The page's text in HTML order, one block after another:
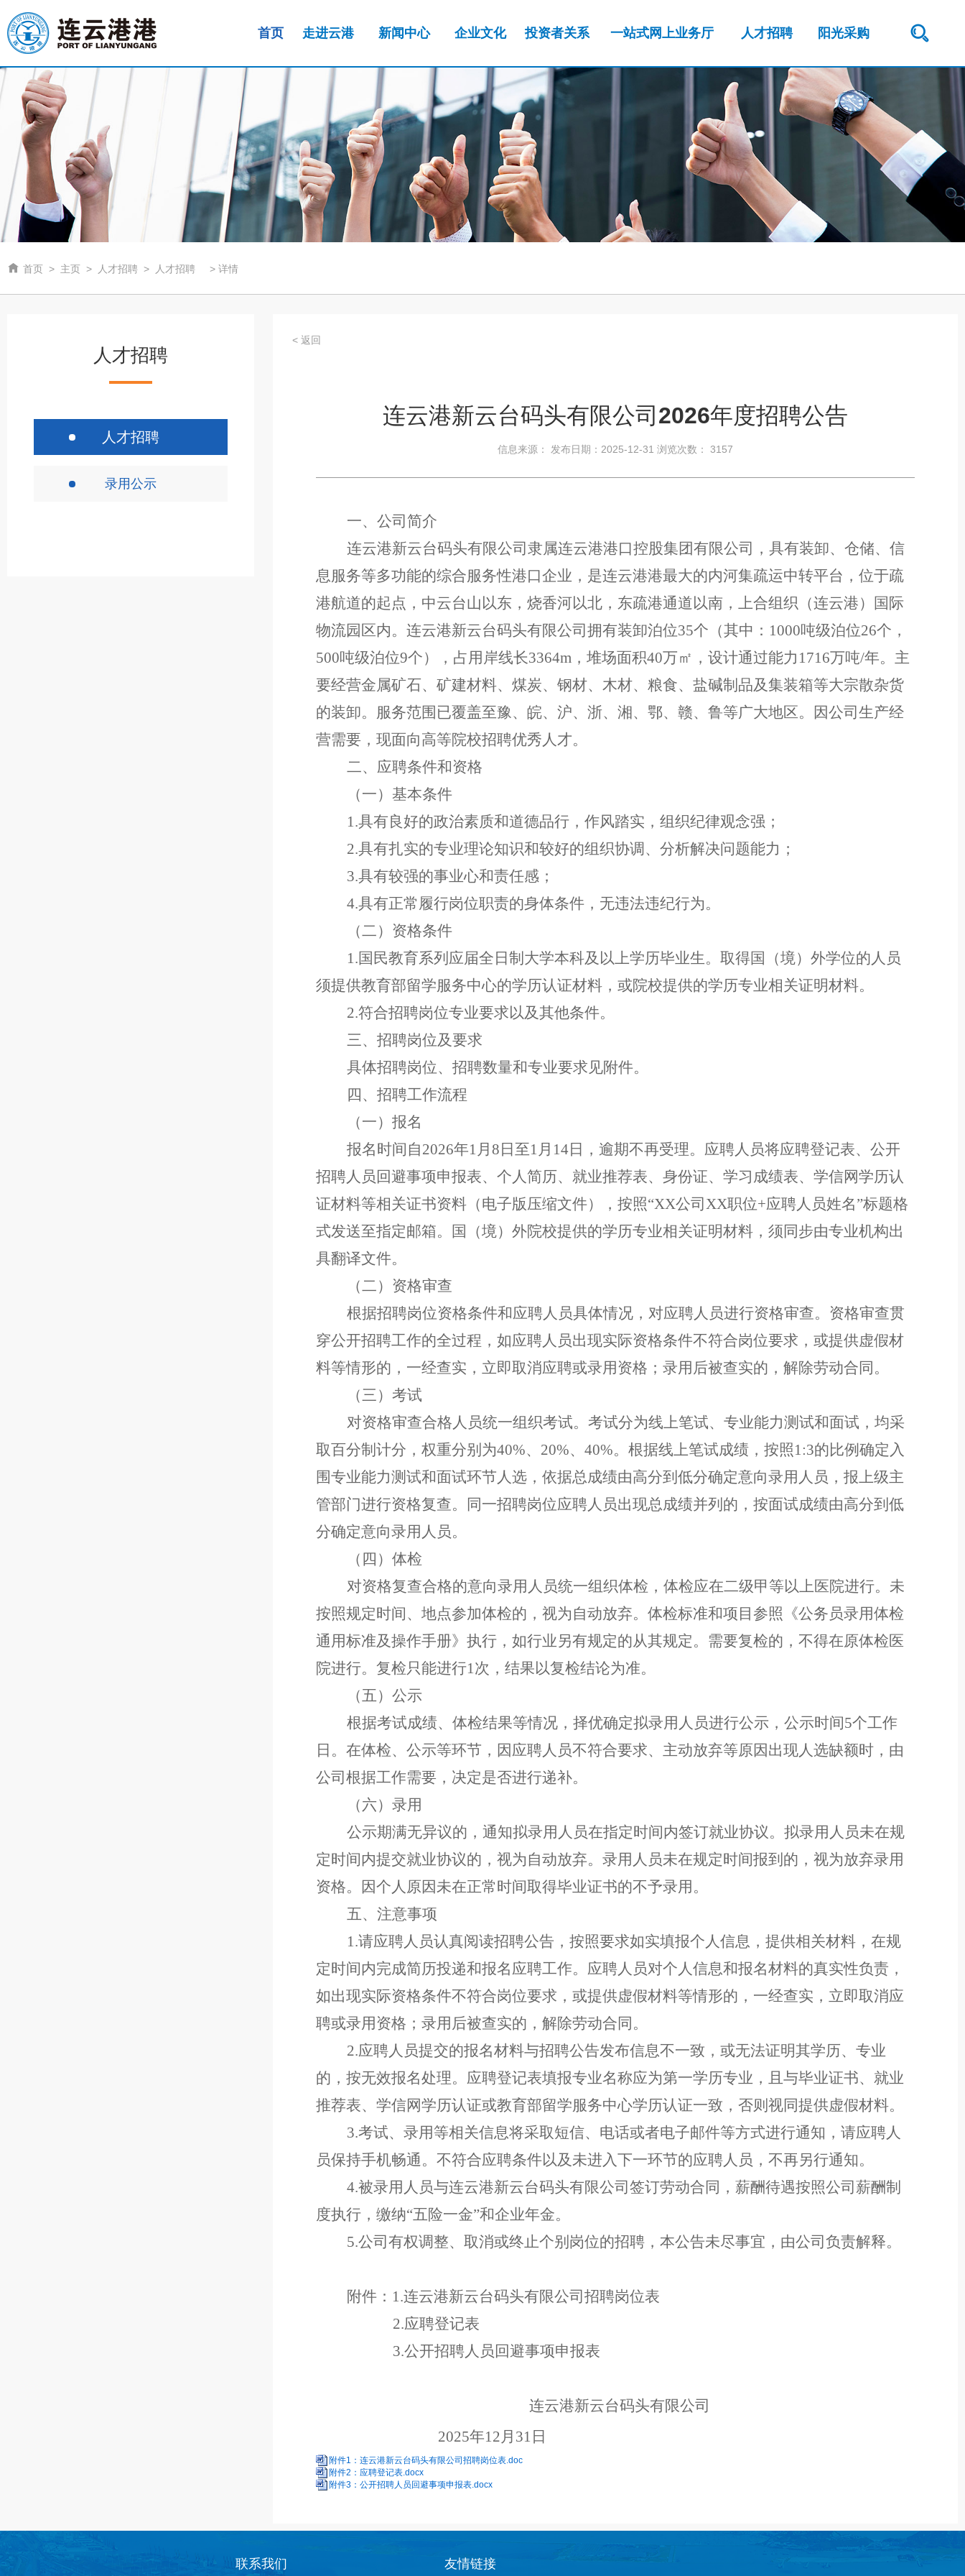
首页 走进云港 新闻中心 企业文化 投资者关系 一站式网上业务厅 人才招聘 阳光采购
 首页 > 主页 > 人才招聘 > 人才招聘 > 详情
人才招聘
人才招聘
录用公示
< 返回
连云港新云台码头有限公司2026年度招聘公告
信息来源： 发布日期：2025-12-31 浏览次数：3157
一、公司简介
连云港新云台码头有限公司隶属连云港港口控股集团有限公司，具有装卸、仓储、信
息服务等多功能的综合服务性港口企业，是连云港港最大的内河集疏运中转平台，位于疏
港航道的起点，中云台山以东，烧香河以北，东疏港通道以南，上合组织（连云港）国际
物流园区内。连云港新云台码头有限公司拥有装卸泊位35个（其中：1000吨级泊位26个，
500吨级泊位9个），占用岸线长3364m，堆场面积40万㎡，设计通过能力1716万吨/年。主
要经营金属矿石、矿建材料、煤炭、钢材、木材、粮食、盐碱制品及集装箱等大宗散杂货
的装卸。服务范围已覆盖至豫、皖、沪、浙、湘、鄂、赣、鲁等广大地区。因公司生产经
营需要，现面向高等院校招聘优秀人才。
二、应聘条件和资格
（一） 基本条件
1 .具有良好的政治素质和道德品行，作风踏实，组织纪律观念强；
2.具有扎实的专业理论知识和较好的组织协调 、分析解决问题能力；
3.具有较强的事业心和责任感 ；
4.具有正常履行岗位职责的身体条件 ， 无违法违纪行为。
（二） 资格条件
1.国民教育系列应届全日制大学本科及以上学历毕业生。取得国（境）外学位的人员
须提供教育部留学服务中心的学历认证材料，或院校提供的学历专业相关证明材料。
2.符合招聘岗位专业要求以及其他条件。
三、招聘岗位及要求
具体招聘岗位、招聘数量和专业要求见附件。
四、招聘工作流程
（一）报名
报名时间 自2026年1 月8 日至1 月 14日，逾期不再受理。应聘人员将应聘登记表、公开
招聘人员回避事项申报表、个人简历、就业推荐表、身份证、学习成绩表、学信网学历认
证材料等相关证书资料 （电子版压缩文件） ，按照“XX公司 XX职位+应聘人员姓名”标题格
式发送至指定邮箱。 国（境）外院校提供的学历专业相关证明材料，须同步由专业机构出
具翻译文件。
（二）资格审查
根据招聘岗位资格条件和应聘人员具体情况，对应聘人员进行资格审查。资格审查贯
穿公开招聘工作的全过程 ，如应聘人员出现实际资格条件不符合岗位要求，或提供虚假材
料等情形的，一经查实， 立即取消应聘或录用资格 ；录用后被查实的，解除劳动合同。
（三）考试
对资格审查合格人员统一组织考试。考试分为线上笔试、专业能力测试和面试，均采
取百分制计分，权重分别为40%、20%、40%。根据线上笔试成绩，按照1:3的比例确定入
围专业能力测试和面试环节人选，依据总成绩由高分到低分确定意向录用人员，报上级主
管部门进行资格复查。同一招聘岗位应聘人员出现总成绩并列的，按面试成绩由高分到低
分确定意向录用人员。
（四）体检
对资格复查合格的意向录用人员统一组织体检，体检应在二级甲等以上医院进行。未
按照规定时间、地点参加体检的，视为 自动放弃。体检标准和项目参照《公务员录用体检
通用标准及操作手册》执行，如行业另有规定的从其规定。 需要复检的，不得在原体检医
院进行。复检只能进行1次，结果以复检结论为准。
（五）公示
根据考试成绩、体检结果等情况，择优确定拟录用人员进行公示，公示时间5个工作
日。在体检、公示等环节，因应聘人员不符合要求、主动放弃等原因出现人选缺额时，由
公司根据工作需要，决定是否进行递补。
（六）录用
公示期满无异议的，通知拟录用人员在指定时间内签订就业协议。拟录用人员未在规
定时间内提交就业协议的，视为自动放弃。录用人员未在规定时间报到的 ，视为放弃录用
资格。 因个人原因未在正常时间取得毕业证书的不予录用。
五、注意事项
1.请应聘人员认真阅读招聘公告，按照要求如实填报个人信息 ，提供相关材料，在规
定时间内完成简历投递和报名应聘工作。 应聘人员对个人信息和报名材料的真实性负责 ，
如出现实际资格条件不符合岗位要求，或提供虚假材料等情形的，一经查实，立即取消应
聘或录用资格 ；录用后被查实的，解除劳动合同。
2.应聘人员提交的报名材料与招聘公告发布信息不一致，或无法证明其学历、专业
的，按无效报名处理。 应聘登记表填报专业名称应为第一学历专业，且与毕业证书、就业
推荐表、学信网学历认证或教育部留学服务中心学历认证一致，否则视同提供虚假材料。
3.考试、录用等相关信息将采取短信、电话或者电子邮件等方式进行通知，请应聘人
员保持手机畅通。不符合应聘条件以及未进入下一环节的应聘人员 ，不再另行通知。
4.被录用人员与连云港新云台码头有限公司签订劳动合同，薪酬待遇按照公司薪酬制
度执行，缴纳“五险一金”和企业年金。
5.公司有权调整、取消或终止个别岗位的招聘，本公告未尽事宜，由公司负责解释。
附件： 1 .连云港新云台码头有限公司招聘岗位表
2.应聘登记表
3.公开招聘人员回避事项申报表
连云港新云台码头有限公司
2025年12 月 31 日
附件1：连云港新云台码头有限公司招聘岗位表.doc
附件2：应聘登记表.docx
附件3：公开招聘人员回避事项申报表.docx
logo 联系我们 友情链接